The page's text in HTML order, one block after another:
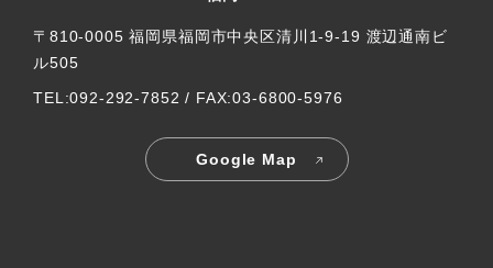
〒810-0005 福岡県福岡市中央区清川1-9-19 渡辺通南ビ
ル505
TEL:092-292-7852 / FAX:03-6800-5976
Google Map